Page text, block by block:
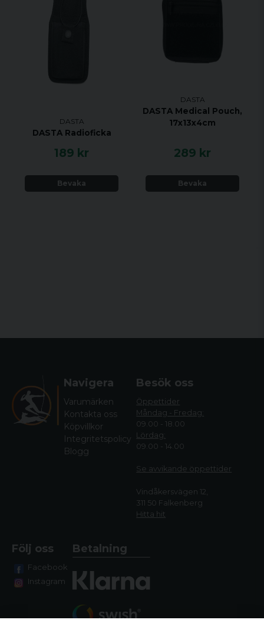
DASTA
DASTA Radioficka
189 kr
Bevaka
DASTA
DASTA Medical Pouch,
17x13x4cm
289 kr
Bevaka
Navigera
Varumärken
Kontakta oss
Köpvillkor
Integritetspolicy
Blogg
Besök oss
Öppettider
Måndag - Fredag:
09.00 - 18.00
Lördag:
09.00 - 14.00
Se avvikande öppettider
Vindåkersvägen 12,
311 50 Falkenberg
Hitta hit
Följ oss
Facebook
Instagram
Betalning